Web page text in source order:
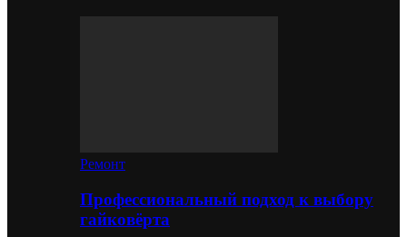
Ремонт
Профессиональный подход к выбору
гайковёрта